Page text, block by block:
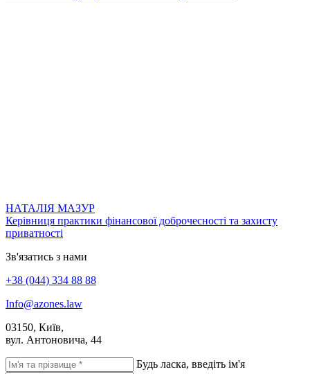
НАТАЛІЯ МАЗУР
Керівниця практики фінансової доброчесності та захисту
приватності
Зв'язатись з нами
+38 (044) 334 88 88
Info@azones.law
03150, Київ,
вул. Антоновича, 44
Будь ласка, введіть ім'я